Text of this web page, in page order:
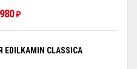
₽
CLASSICA